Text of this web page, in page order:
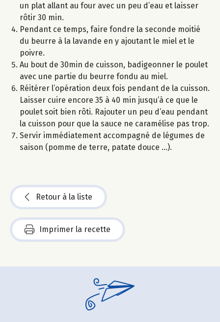
un plat allant au four avec un peu d’eau et laisser
rôtir 30 min.
Pendant ce temps, faire fondre la seconde moitié
du beurre à la lavande en y ajoutant le miel et le
poivre.
Au bout de 30min de cuisson, badigeonner le poulet
avec une partie du beurre fondu au miel.
Réitérer l’opération deux fois pendant de la cuisson.
Laisser cuire encore 35 à 40 min jusqu’à ce que le
poulet soit bien rôti. Rajouter un peu d’eau pendant
la cuisson pour que la sauce ne caramélise pas trop.
Servir immédiatement accompagné de légumes de
saison (pomme de terre, patate douce …).
Retour à la liste
Imprimer la recette